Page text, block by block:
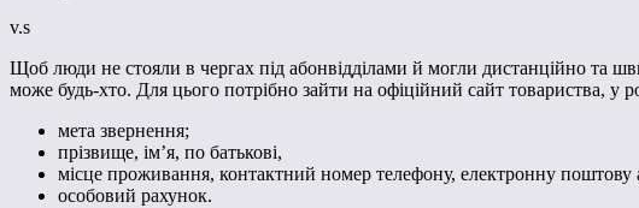
v.s
Щоб люди не стояли в чергах під абонвідділами й могли дистанційно та
може будь-хто. Для цього потрібно зайти на офіційний сайт товариства,
мета звернення;
прізвище, ім’я, по батькові,
місце проживання, контактний номер телефону, електронну поштову
особовий рахунок.